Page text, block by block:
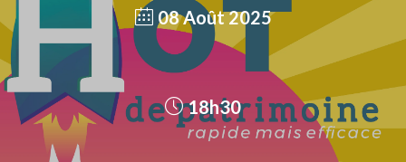
08 Août 2025
18h30